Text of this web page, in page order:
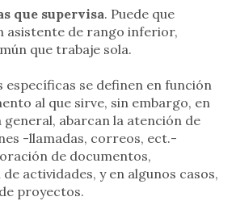
que supervisa. Puede que
asistente de rango inferior,
que trabaje sola.
específicas se definen en función
al que sirve, sin embargo, en
general, abarcan la atención de
-llamadas, correos, ect.-
de documentos,
actividades, y en algunos casos,
proyectos.